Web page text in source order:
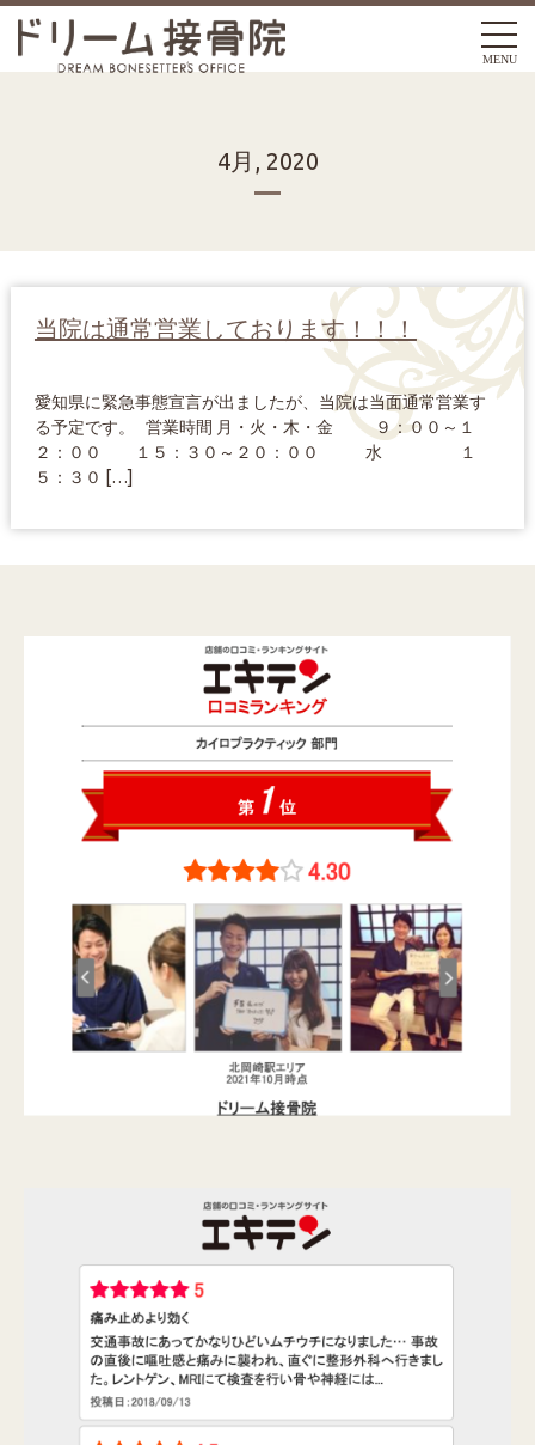
MENU
4月, 2020
当院は通常営業しております！！！
愛知県に緊急事態宣言が出ましたが、当院は当面通常営業す
る予定です。 営業時間 月・火・木・金 ９：００～１
２：００ １５：３０～２０：００ 水 １
５：３０ […]